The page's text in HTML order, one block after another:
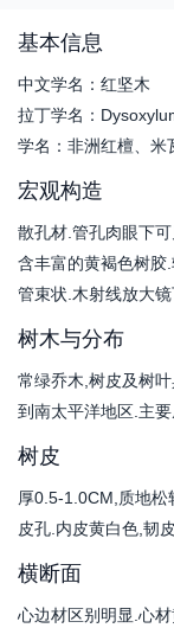
基本信息
中文学名：红坚木
拉丁学名：
学名：非洲红檀、米
宏观构造
散孔材.管孔肉眼下
含丰富的黄褐色树胶
管束状.木射线放大镜
树木与分布
常绿乔木,树皮及树
到南太平洋地区.主
树皮
厚0.5-1.0CM,质地
皮孔.内皮黄白色,韧
横断面
心边材区别明显.心